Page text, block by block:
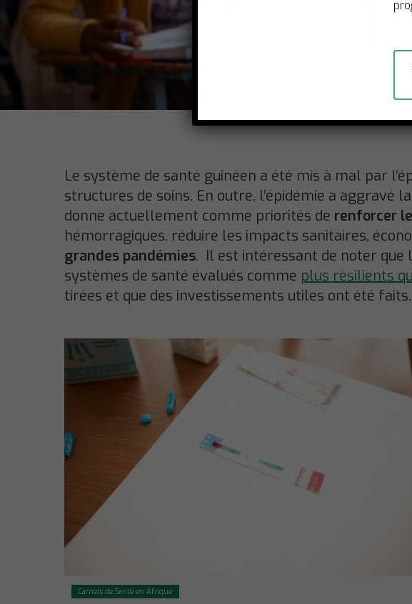
Le système de santé guinéen a été mis à mal par
structures de soins. En outre, l’épidémie a aggravé
donne actuellement comme priorités de renforcer
hémorragiques, réduire les impacts sanitaires,
grandes pandémies. Il est intéressant de noter que
systèmes de santé évalués comme plus résilients
tirées et que des investissements utiles ont été faits.
Carnets de Santé en Afrique